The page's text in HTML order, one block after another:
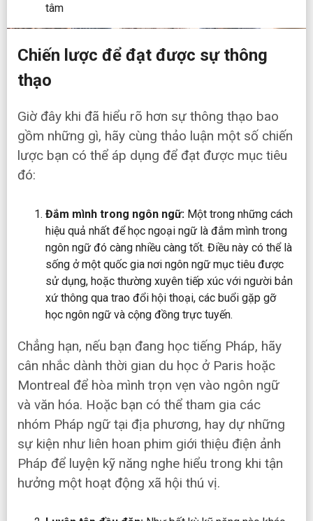
tâm
Chiến lược để đạt được sự thông
thạo
Giờ đây khi đã hiểu rõ hơn sự thông thạo bao
gồm những gì, hãy cùng thảo luận một số chiến
lược bạn có thể áp dụng để đạt được mục tiêu
đó:
Đắm mình trong ngôn ngữ: Một trong những cách
hiệu quả nhất để học ngoại ngữ là đắm mình trong
ngôn ngữ đó càng nhiều càng tốt. Điều này có thể là
sống ở một quốc gia nơi ngôn ngữ mục tiêu được
sử dụng, hoặc thường xuyên tiếp xúc với người bản
xứ thông qua trao đổi hội thoại, các buổi gặp gỡ
học ngôn ngữ và cộng đồng trực tuyến.
Chẳng hạn, nếu bạn đang học tiếng Pháp, hãy
cân nhắc dành thời gian du học ở Paris hoặc
Montreal để hòa mình trọn vẹn vào ngôn ngữ
và văn hóa. Hoặc bạn có thể tham gia các
nhóm Pháp ngữ tại địa phương, hay dự những
sự kiện như liên hoan phim giới thiệu điện ảnh
Pháp để luyện kỹ năng nghe hiểu trong khi tận
hưởng một hoạt động xã hội thú vị.